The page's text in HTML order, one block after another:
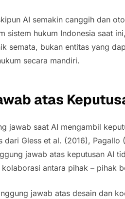
AI semakin canggih dan
sistem hukum Indonesia saat
semata, bukan entitas yang
secara mandiri.
atas
jawab saat AI mengambil
dari Gless et al. (2016), Pagallo
jawab atas keputusan AI
antara pihak – pihak
jawab atas desain dan